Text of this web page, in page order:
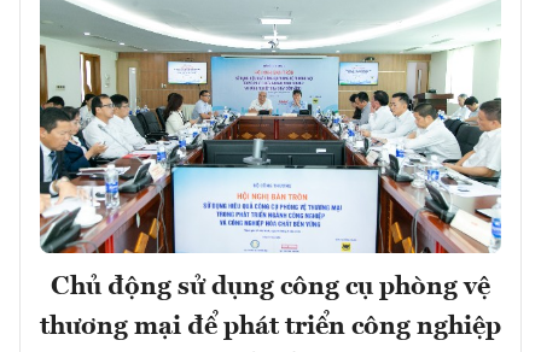
Chủ động sử dụng công cụ phòng vệ
thương mại để phát triển công nghiệp